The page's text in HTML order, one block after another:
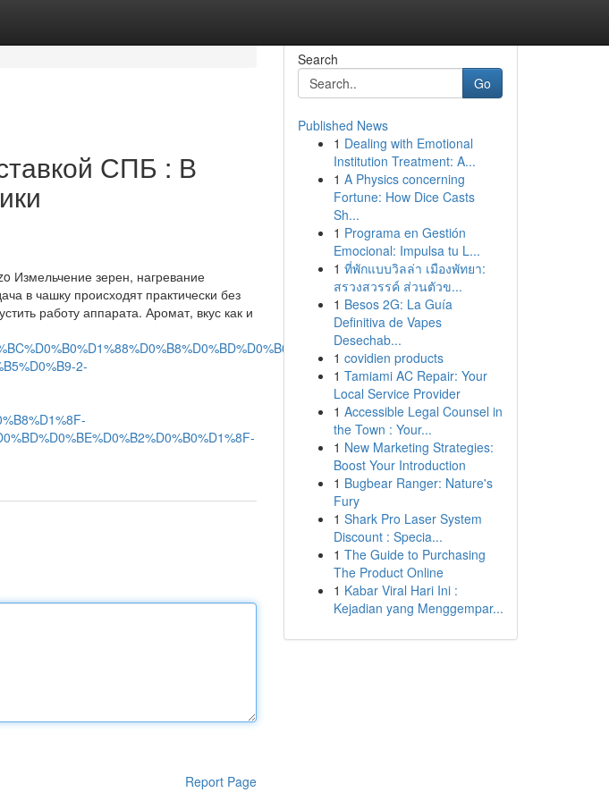
СПБ : В
Измельчение зерен, нагревание
в чашку происходят практически без
работу аппарата. Аромат, вкус как и
2-
Report Page
Search
Go
Published News
1 Dealing with Emotional
Institution Treatment: A...
1 A Physics concerning
Fortune: How Dice Casts
Sh...
1 Programa en Gestión
Emocional: Impulsa tu L...
1 ที่พักแบบวิลล่า เมืองพัทยา:
สรวงสวรรค์ ส่วนตัวข...
1 Besos 2G: La Guía
Definitiva de Vapes
Desechab...
1 covidien products
1 Tamiami AC Repair: Your
Local Service Provider
1 Accessible Legal Counsel in
the Town : Your...
1 New Marketing Strategies:
Boost Your Introduction
1 Bugbear Ranger: Nature's
Fury
1 Shark Pro Laser System
Discount : Specia...
1 The Guide to Purchasing
The Product Online
1 Kabar Viral Hari Ini :
Kejadian yang Menggempar...